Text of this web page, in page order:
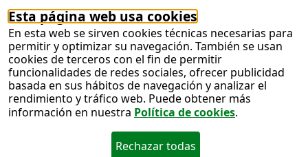
Esta página web usa cookies
En esta web se sirven cookies técnicas necesarias para
permitir y optimizar su navegación. También se usan
cookies de terceros con el fin de permitir
funcionalidades de redes sociales, ofrecer publicidad
basada en sus hábitos de navegación y analizar el
rendimiento y tráfico web. Puede obtener más
información en nuestra Política de cookies.